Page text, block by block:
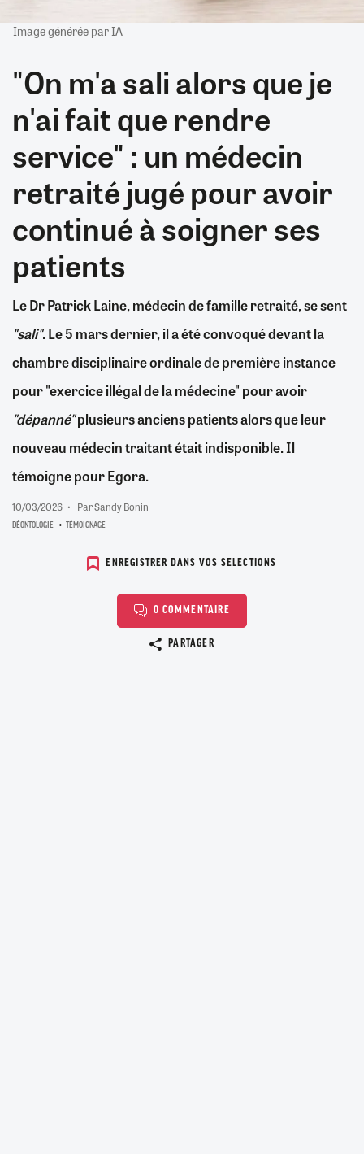
Image générée par IA
"On m'a sali alors que je
n'ai fait que rendre
service" : un médecin
retraité jugé pour avoir
continué à soigner ses
patients
Le Dr Patrick Laine, médecin de famille retraité, se sent
"sali". Le 5 mars dernier, il a été convoqué devant la
chambre disciplinaire ordinale de première instance
pour "exercice illégal de la médecine" pour avoir
"dépanné"plusieurs anciens patients alors que leur
nouveau médecin traitant était indisponible. Il
témoigne pour Egora.
10/03/2026 ParSandy Bonin
DÉONTOLOGIE TÉMOIGNAGE
ENREGISTRER DANS VOS SELECTIONS
0 COMMENTAIRE
PARTAGER